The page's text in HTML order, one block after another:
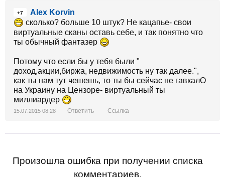
+7
Alex Korvin
сколько? больше 10 штук? Не кацапье- свои
виртуальные сканы оставь себе, и так понятно что
ты обычный фантазер
Потому что если бы у тебя были "
доход,акции,биржа, недвижимость ну так далее.",
как ты нам тут чешешь, то ты бы сейчас не гавкалО
на Украину на Цензоре- виртуальный ты
миллиардер
15.07.2015 08:28 Ответить Ссылка
Произошла ошибка при получении списка
комментариев.